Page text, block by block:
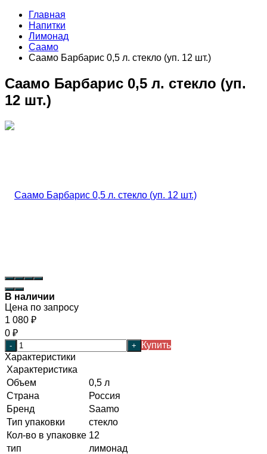
Главная
Напитки
Лимонад
Саамо
Саамо Барбарис 0,5 л. стекло (уп. 12 шт.)
Саамо Барбарис 0,5 л. стекло (уп.
12 шт.)
В наличии
Цена по запросу
1 080 ₽
0 ₽
- +
Купить
Характеристики
Характеристика
Объем
0,5 л
Страна
Россия
Бренд
Saamo
Тип упаковки
стекло
Кол-во в упаковке 12
тип
лимонад